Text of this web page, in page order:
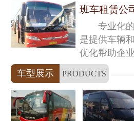
专业化的
是提供车辆
优化帮助企
车型展示
PRODUCTS